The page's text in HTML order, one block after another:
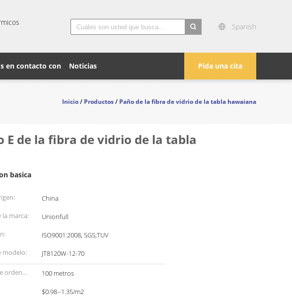
Spanish
Pida una cita
en contacto con Noticias
Inicio/Productos/Paño de la fibra de vidrio de la tabla hawaiana
de la fibra de vidrio de la tabla
basica
China
marca:
Unionfull
ISO9001:2008, SGS;TUV
modelo:
JT8120W-12-70
orden
100 metros
$0.98--1.35/m2